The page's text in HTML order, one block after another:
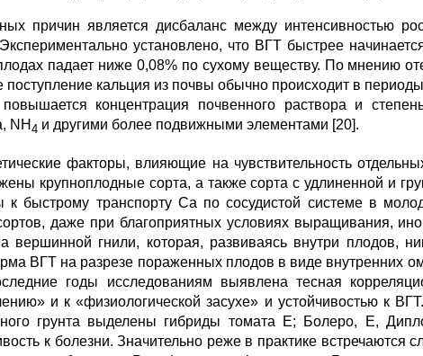
причин является дисбаланс между интенсивностью
установлено, что ВГТ быстрее
падает ниже 0,08% по сухому веществу. По мнению
поступление кальция из почвы обычно происходит в
концентрация почвенного раствора и
NН4 и другими более подвижными элементами [20].
факторы, влияющие на чувствительность
крупноплодные сорта, а также сорта с удлиненной и
к быстрому транспорту Са по сосудистой системе в
даже при благоприятных условиях выращивания,
вершинной гнили, которая, развиваясь внутри плодов,
ВГТ на разрезе пораженных плодов в виде внутренних
годы исследованиям выявлена тесная
и к «физиологической засухе» и устойчивостью к
грунта выделены гибриды томата Е; Болеро, Е,
к болезни. Значительно реже в практике встречаются